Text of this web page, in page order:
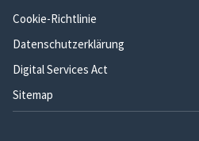
Cookie-Richtlinie
Datenschutzerklärung
Digital Services Act
Sitemap